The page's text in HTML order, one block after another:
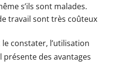
s’ils sont malades.
travail sont très coûteux
constater, l’utilisation
des avantages